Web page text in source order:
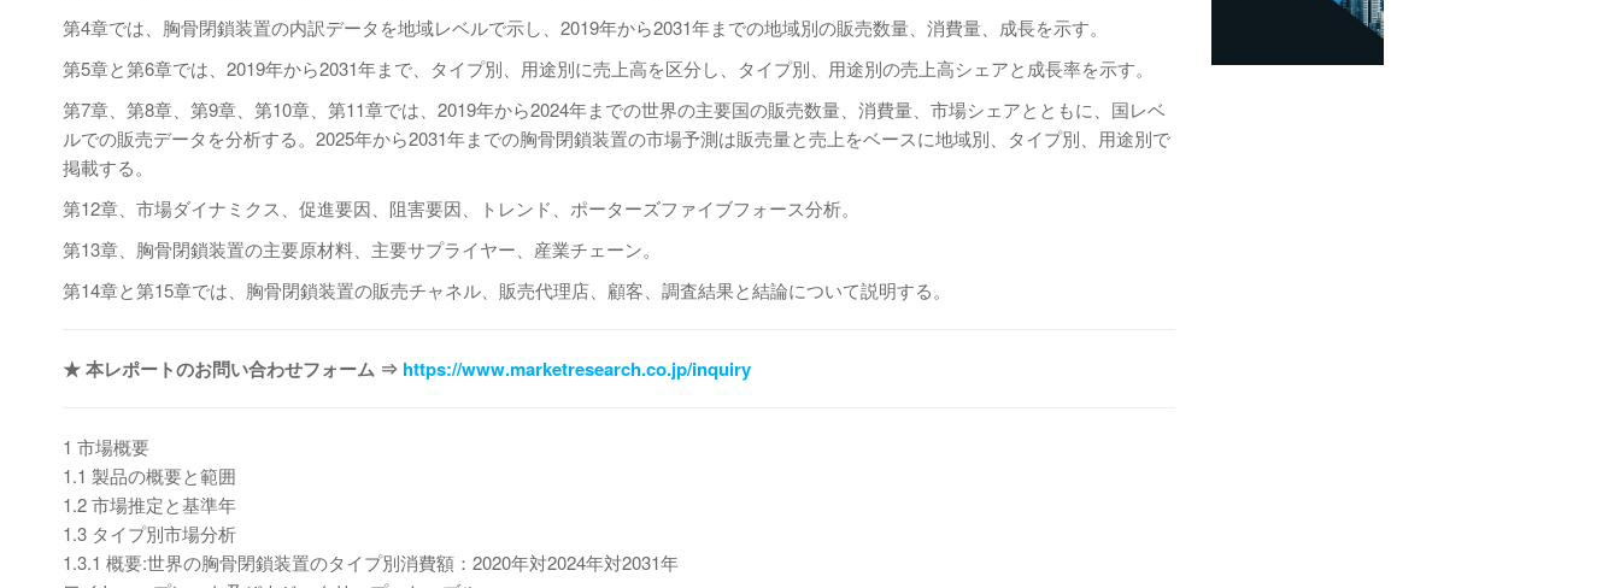
第4章では、胸骨閉鎖装置の内訳データを地域レベルで示し、2019年から2031年までの地域別の販売数量、消費量、成長を示す。
第5章と第6章では、2019年から2031年まで、タイプ別、用途別に売上高を区分し、タイプ別、用途別の売上高シェアと成長率を示す。
第7章、第8章、第9章、第10章、第11章では、2019年から2024年までの世界の主要国の販売数量、消費量、市場シェアとともに、国レベ
ルでの販売データを分析する。2025年から2031年までの胸骨閉鎖装置の市場予測は販売量と売上をベースに地域別、タイプ別、用途別で
掲載する。
第12章、市場ダイナミクス、促進要因、阻害要因、トレンド、ポーターズファイブフォース分析。
第13章、胸骨閉鎖装置の主要原材料、主要サプライヤー、産業チェーン。
第14章と第15章では、胸骨閉鎖装置の販売チャネル、販売代理店、顧客、調査結果と結論について説明する。
★ 本レポートのお問い合わせフォーム ⇒ https://www.marketresearch.co.jp/inquiry
1 市場概要
1.1 製品の概要と範囲
1.2 市場推定と基準年
1.3 タイプ別市場分析
1.3.1 概要:世界の胸骨閉鎖装置のタイプ別消費額：2020年対2024年対2031年